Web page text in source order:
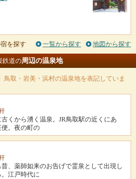
を探す 一覧から探す 地図から探す
鉄道の周辺の温泉地
鳥取・岩美・浜村の温泉地を表記していま
くから湧く温泉。JR鳥取駅の近くにあ
便。夜の町の
、薬師如来のお告げで霊泉として出現し
江戸時代に